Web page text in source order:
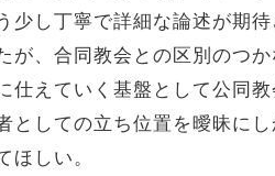
し丁寧で詳細な論述が期待
、合同教会との区別のつ
えていく基盤として公同
しての立ち位置を曖昧に
ほしい。